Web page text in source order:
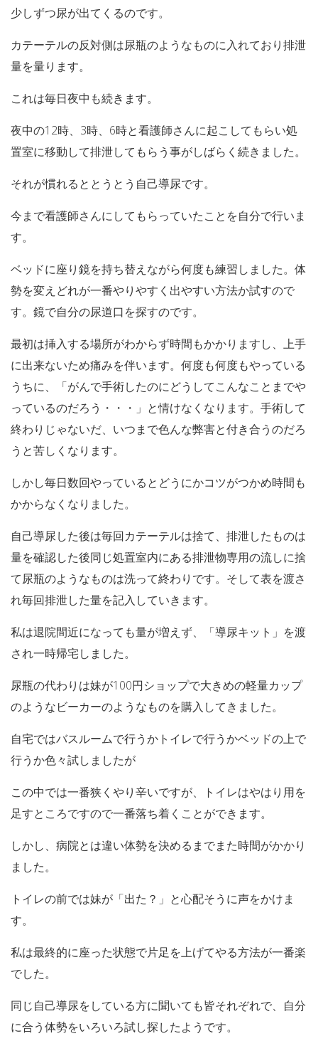
少しずつ尿が出てくるのです。
カテーテルの反対側は尿瓶のようなものに入れており排泄
量を量ります。
これは毎日夜中も続きます。
夜中の12時、3時、6時と看護師さんに起こしてもらい処
置室に移動して排泄してもらう事がしばらく続きました。
それが慣れるととうとう自己導尿です。
今まで看護師さんにしてもらっていたことを自分で行いま
す。
ベッドに座り鏡を持ち替えながら何度も練習しました。体
勢を変えどれが一番やりやすく出やすい方法か試すので
す。鏡で自分の尿道口を探すのです。
最初は挿入する場所がわからず時間もかかりますし、上手
に出来ないため痛みを伴います。何度も何度もやっている
うちに、「がんで手術したのにどうしてこんなことまでや
っているのだろう・・・」と情けなくなります。手術して
終わりじゃないだ、いつまで色んな弊害と付き合うのだろ
うと苦しくなります。
しかし毎日数回やっているとどうにかコツがつかめ時間も
かからなくなりました。
自己導尿した後は毎回カテーテルは捨て、排泄したものは
量を確認した後同じ処置室内にある排泄物専用の流しに捨
て尿瓶のようなものは洗って終わりです。そして表を渡さ
れ毎回排泄した量を記入していきます。
私は退院間近になっても量が増えず、「導尿キット」を渡
され一時帰宅しました。
尿瓶の代わりは妹が100円ショップで大きめの軽量カップ
のようなビーカーのようなものを購入してきました。
自宅ではバスルームで行うかトイレで行うかベッドの上で
行うか色々試しましたが
この中では一番狭くやり辛いですが、トイレはやはり用を
足すところですので一番落ち着くことができます。
しかし、病院とは違い体勢を決めるまでまた時間がかかり
ました。
トイレの前では妹が「出た？」と心配そうに声をかけま
す。
私は最終的に座った状態で片足を上げてやる方法が一番楽
でした。
同じ自己導尿をしている方に聞いても皆それぞれで、自分
に合う体勢をいろいろ試し探したようです。